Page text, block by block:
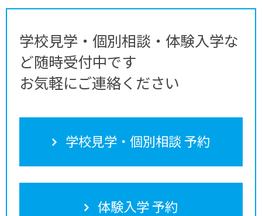
学校見学・個別相談・体験入学な
ど随時受付中です
お気軽にご連絡ください
学校見学・個別相談 予約
体験入学 予約